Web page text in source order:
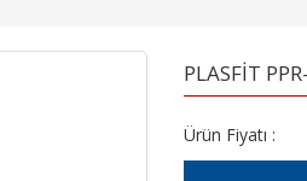
PLASFİT
Ürün Fiyatı :